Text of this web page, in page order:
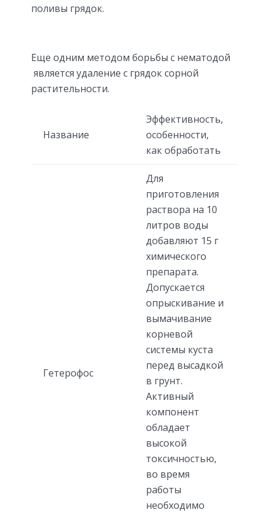
поливы грядок.
Еще одним методом борьбы с нематодой
является удаление с грядок сорной
растительности.
Название
Эффективность,
особенности,
как обработать
Гетерофос
Для
приготовления
раствора на 10
литров воды
добавляют 15 г
химического
препарата.
Допускается
опрыскивание и
вымачивание
корневой
системы куста
перед высадкой
в грунт.
Активный
компонент
обладает
высокой
токсичностью,
во время
работы
необходимо